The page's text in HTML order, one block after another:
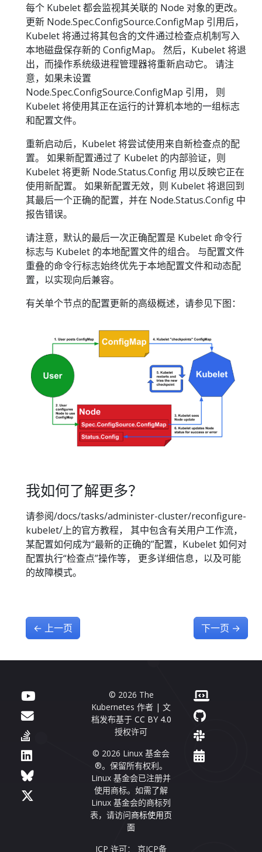
每个 Kubelet 都会监视其关联的 Node 对象的更改。
更新 Node.Spec.ConfigSource.ConfigMap 引用后，
Kubelet 将通过将其包含的文件通过检查点机制写入
本地磁盘保存新的 ConfigMap。 然后，Kubelet 将退
出，而操作系统级进程管理器将重新启动它。 请注
意，如果未设置
Node.Spec.ConfigSource.ConfigMap 引用， 则
Kubelet 将使用其正在运行的计算机本地的一组标志
和配置文件。
重新启动后，Kubelet 将尝试使用来自新检查点的配
置。 如果新配置通过了 Kubelet 的内部验证，则
Kubelet 将更新 Node.Status.Config 用以反映它正在
使用新配置。 如果新配置无效，则 Kubelet 将退回到
其最后一个正确的配置，并在 Node.Status.Config 中
报告错误。
请注意，默认的最后一次正确配置是 Kubelet 命令行
标志与 Kubelet 的本地配置文件的组合。 与配置文件
重叠的命令行标志始终优先于本地配置文件和动态配
置，以实现向后兼容。
有关单个节点的配置更新的高级概述，请参见下图：
我如何了解更多？
请参阅/docs/tasks/administer-cluster/reconfigure-
kubelet/上的官方教程， 其中包含有关用户工作流，
某配置如何成为“最新的正确的”配置，Kubelet 如何对
配置执行“检查点”操作等， 更多详细信息，以及可能
的故障模式。
← 上一页 下一页 →
© 2026 The
Kubernetes 作者 | 文
档发布基于 CC BY 4.0
授权许可
© 2026 Linux 基金会
®。保留所有权利。
Linux 基金会已注册并
使用商标。如需了解
Linux 基金会的商标列
表，请访问商标使用页
面
ICP 许可： 京ICP备